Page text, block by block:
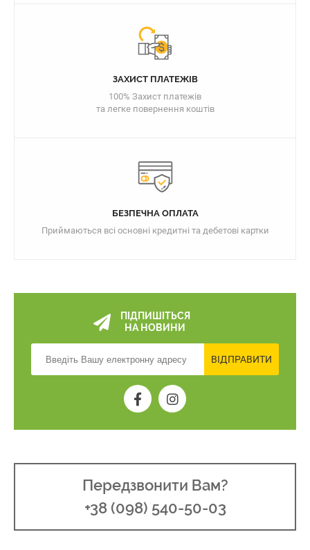
ЗАХИСТ ПЛАТЕЖІВ
100% Захист платежів
та легке повернення коштів
БЕЗПЕЧНА ОПЛАТА
Приймаються всі основні кредитні та дебетові картки
ПІДПИШІТЬСЯ
НА НОВИНИ
ВІДПРАВИТИ
Передзвонити Вам?
+38 (098) 540-50-03